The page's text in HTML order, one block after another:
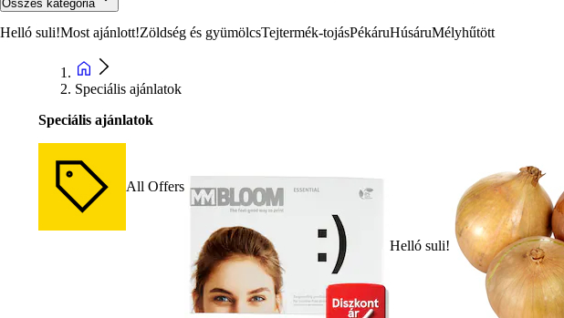
Összes kategória
Helló suli!Most ajánlott!Zöldség és gyümölcsTejtermék-tojásPékáruHúsáruMélyhűtött
Speciális ajánlatok
Speciális ajánlatok
All Offers
Helló suli!